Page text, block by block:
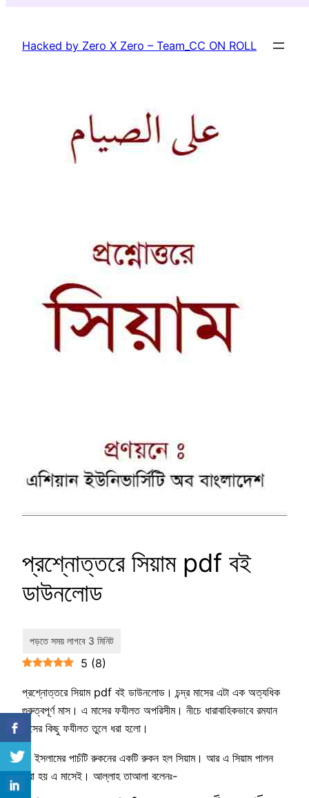
content
Hacked by Zero X Zero – Team_CC ON ROLL
প্রশ্নোত্তরে সিয়াম pdf বই
ডাউনলোড
5 (8)
প্রশ্নোত্তরে সিয়াম pdf বই ডাউনলোড। চন্দ্র মাসের এটা এক অত্যধিক
গুরুত্বপূর্ণ মাস। এ মাসের ফযীলত অপরিসীম। নীচে ধারাবাহিকভাবে রমযান
মাসের কিছু ফযীলত তুলে ধরা হলো।
১) ইসলামের পাচঁটি রুকনের একটি রুকন হল সিয়াম। আর এ সিয়াম পালন
করা হয় এ মাসেই। আল্লাহ তাআলা বলেনঃ-